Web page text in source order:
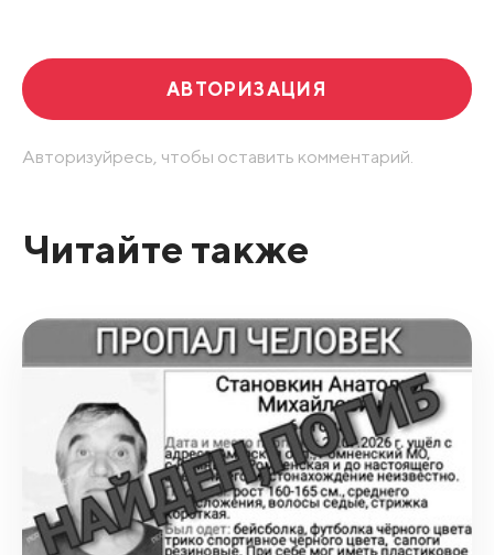
АВТОРИЗАЦИЯ
Авторизуйресь, чтобы оставить комментарий.
Читайте также